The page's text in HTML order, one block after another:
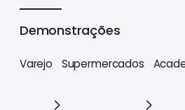
Demonstrações
Varejo Supermercados